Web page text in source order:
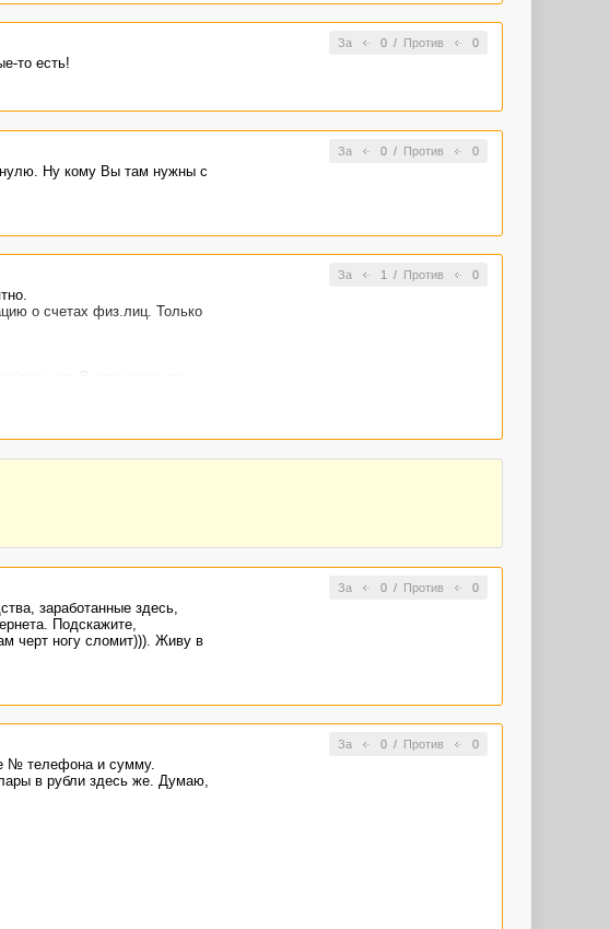
За 0/ Против 0
то есть!
За 0/ Против 0
нулю. Ну кому Вы там нужны с
За 1 / Против 0
о счетах физ.лиц. Только
200 уе.
За 0/ Против 0
заработанные здесь,
Подскажите,
черт ногу сломит))). Живу в
За 0/ Против 0
№ телефона и сумму.
в рубли здесь же. Думаю,